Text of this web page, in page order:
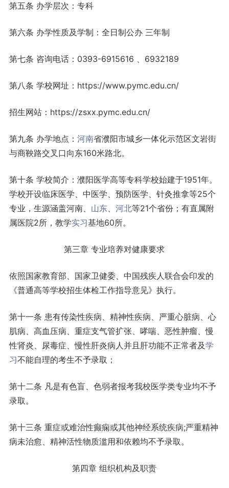
第五条 办学层次：专科
第六条 办学性质及学制：全日制公办 三年制
第七条 咨询电话：0393-6915616 、6932189
第八条 学校网址：https://www.pymc.edu.cn/
招生网站：https://zsxx.pymc.edu.cn/
第九条 办学地点： 河南省濮阳市城乡一体化示范区文岩街
与商鞅路交叉口向东160米路北。
第十条 学校简介：濮阳医学高等专科学校始建于1951年。
学校开设临床医学、中医学、预防医学、针灸推拿等25个
专业，生源涵盖河南、 山东、 河北等21个省份；有直属附
属医院2所，教学实习基地60所。
第三章 专业培养对健康要求
依照国家教育部、国家卫健委、中国残疾人联合会印发的
《普通高等学校招生体检工作指导意见》执行。
第十一条 患有传染性疾病、精神性疾病、严重心脏病、心
肌病、高血压病、重症支气管扩张、哮喘、恶性肿瘤、慢
性肾炎、尿毒症、慢性肝炎病人并且肝功能不正常者及学
习不能自理的考生不予录取；
第十二条 凡是有色盲、色弱者报考我校医学类专业均不予
录取。
第十三条 重症或难治性癫痫或其他神经系统疾病;严重精神
病未治愈、精神活性物质滥用和依赖均不予录取。
第四章 组织机构及职责